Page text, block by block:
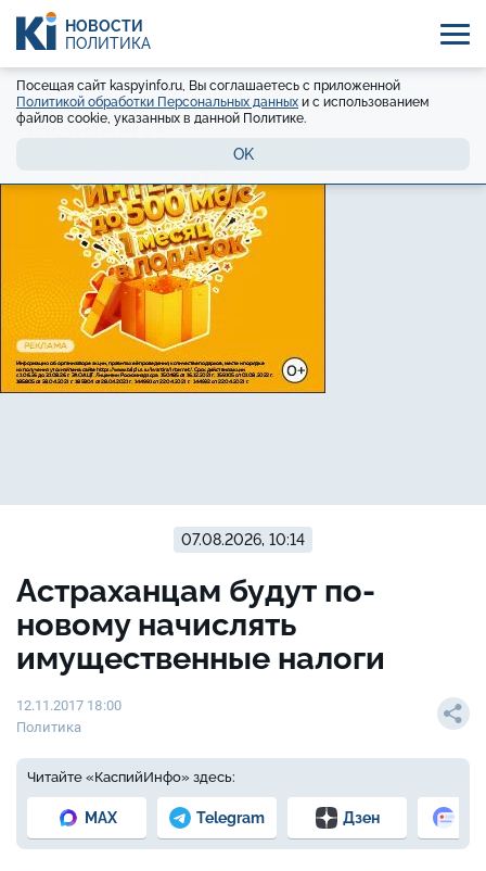
НОВОСТИ
ПОЛИТИКА
Посещая сайт kaspyinfo.ru, Вы соглашаетесь с приложенной
Политикой обработки Персональных данных и с использованием
файлов cookie, указанных в данной Политике.
OK
07.08.2026, 10:14
Астраханцам будут по-
новому начислять
имущественные налоги
12.11.2017 18:00
Политика
Читайте «КаспийИнфо» здесь:
MAX Telegram Дзен